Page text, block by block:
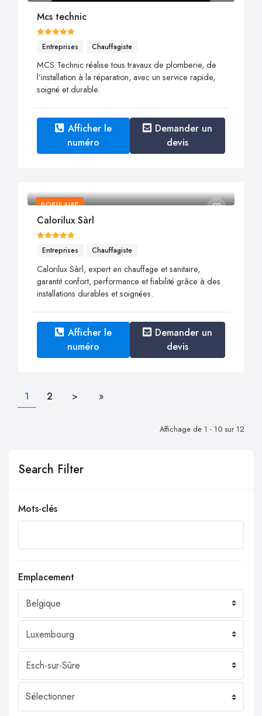
Search Filter
Mots-clés
Emplacement
Mcs technic
Entreprises Chauffagiste
MCS Technic réalise tous travaux de plomberie, de
l’installation à la réparation, avec un service rapide,
soigné et durable.
Afficher le
numéro
Demander un
devis
POPULAIRE
Calorilux Sàrl
Entreprises Chauffagiste
Calorilux Sàrl, expert en chauffage et sanitaire,
garantit confort, performance et fiabilité grâce à des
installations durables et soignées.
Afficher le
numéro
Demander un
devis
1 2 > »
Affichage de 1 - 10 sur 12